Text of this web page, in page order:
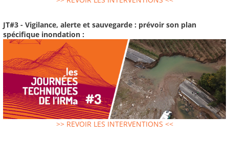
JT#3 - Vigilance, alerte et sauvegarde : prévoir son plan
spécifique inondation :
>> REVOIR LES INTERVENTIONS <<